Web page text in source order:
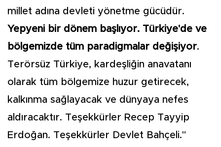
millet adına devleti yönetme gücüdür.
Yepyeni bir dönem başlıyor. Türkiye'de ve
bölgemizde tüm paradigmalar değişiyor.
Terörsüz Türkiye, kardeşliğin anavatanı
olarak tüm bölgemize huzur getirecek,
kalkınma sağlayacak ve dünyaya nefes
aldıracaktır. Teşekkürler Recep Tayyip
Erdoğan. Teşekkürler Devlet Bahçeli."